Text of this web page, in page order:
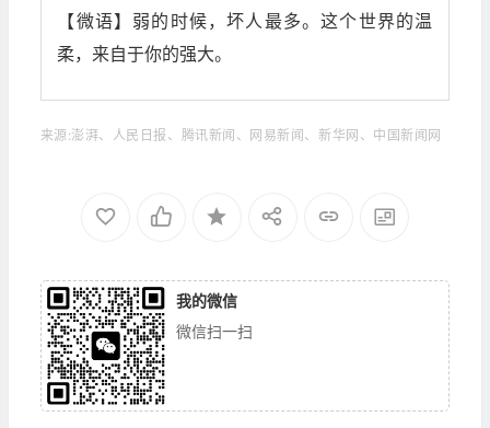
【微语】弱的时候，坏人最多。这个世界的温
柔，来自于你的强大。
来源:澎湃、人民日报、腾讯新闻、网易新闻、新华网、中国新闻网
我的微信
微信扫一扫